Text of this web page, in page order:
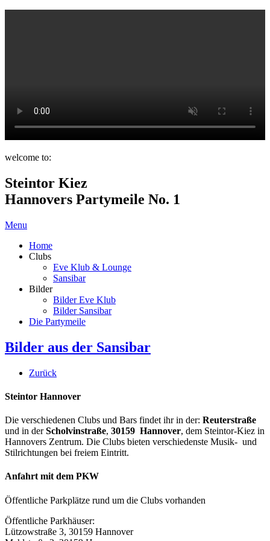
welcome to:
Steintor Kiez
Hannovers Partymeile No. 1
Menu
Home
Clubs
Eve Klub & Lounge
Sansibar
Bilder
Bilder Eve Klub
Bilder Sansibar
Die Partymeile
Bilder aus der Sansibar
Zurück
Steintor Hannover
Die verschiedenen Clubs und Bars findet ihr in der: Reuterstraße
und in derScholvinstraße, 30159 Hannover, dem Steintor-Kiez in
Hannovers Zentrum. Die Clubs bieten verschiedenste Musik- und
Stilrichtungen bei freiem Eintritt.
Anfahrt mit dem PKW
Öffentliche Parkplätze rund um die Clubs vorhanden
Öffentliche Parkhäuser:
Lützowstraße 3, 30159 Hannover